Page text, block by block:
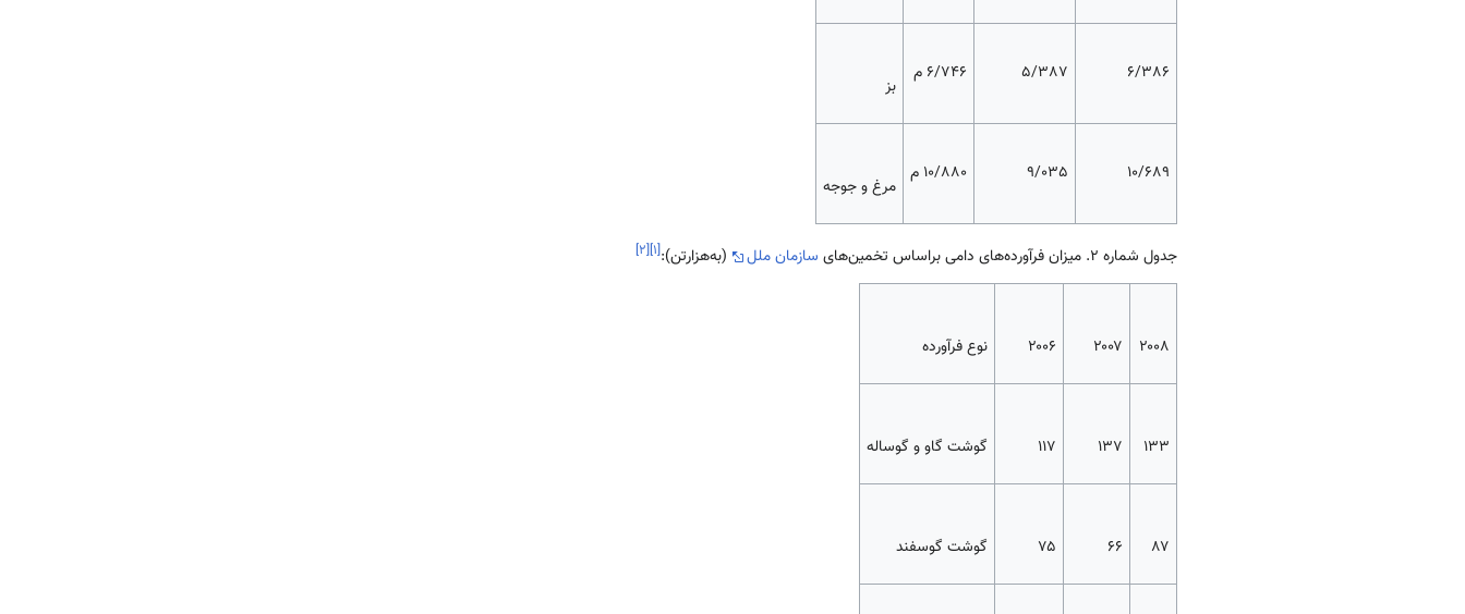
6/386
5/387 6/746 م
بز
10/689
9/035 10/880 م
مرغ و جوجه
جدول شماره 2. میزان فرآورده‌های دامی براساس تخمین‌های سازمان ملل (به‌هزارتن):[۱]
[۲]
۲۰۰۸ ۲۰۰۷ ۲۰۰۶ نوع فرآورده
۱۳۳ ۱۳۷ ۱۱۷ گوشت گاو و گوساله
۸۷ ۶۶ ۷۵ گوشت گوسفند